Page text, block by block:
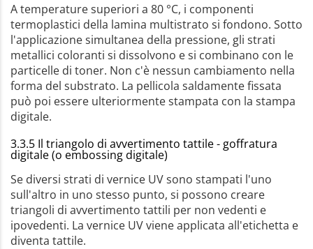
A temperature superiori a 80 °C, i componenti
termoplastici della lamina multistrato si fondono. Sotto
l'applicazione simultanea della pressione, gli strati
metallici coloranti si dissolvono e si combinano con le
particelle di toner. Non c'è nessun cambiamento nella
forma del substrato. La pellicola saldamente fissata
può poi essere ulteriormente stampata con la stampa
digitale.
3.3.5 Il triangolo di avvertimento tattile - goffratura
digitale (o embossing digitale)
Se diversi strati di vernice UV sono stampati l'uno
sull'altro in uno stesso punto, si possono creare
triangoli di avvertimento tattili per non vedenti e
ipovedenti. La vernice UV viene applicata all'etichetta e
diventa tattile.